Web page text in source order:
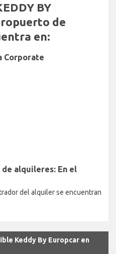
BY
de
en:
Corporate
alquileres: En el
del alquiler se encuentran
Keddy By Europcar en